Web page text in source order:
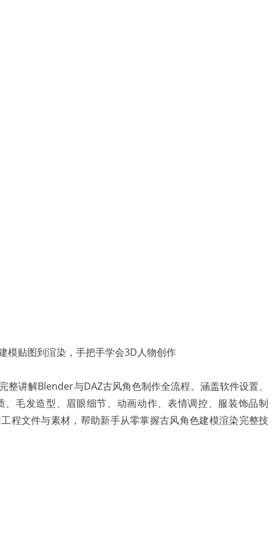
讲解Blender与DAZ古风角色制作全流程。涵盖软件设置、
毛发造型、眉眼细节、动画动作、表情调控、服装饰品制
程文件与素材，帮助新手从零掌握古风角色建模渲染完整技